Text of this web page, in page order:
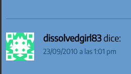
dissolvedgirl83dice:
23/09/2010 a las 1:01 pm